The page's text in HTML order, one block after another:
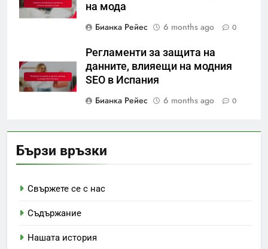
на мода
Бианка Рейес
6 months ago 0
Регламенти за защита на
данните, влияещи на модния
SEO в Испания
Бианка Рейес
6 months ago 0
Бързи връзки
Свържете се с нас
Съдържание
Нашата история